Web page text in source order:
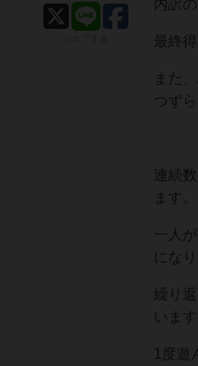
内訳
最終
また
つず
連続
ます。
一人
になり
繰り
います
1度遊